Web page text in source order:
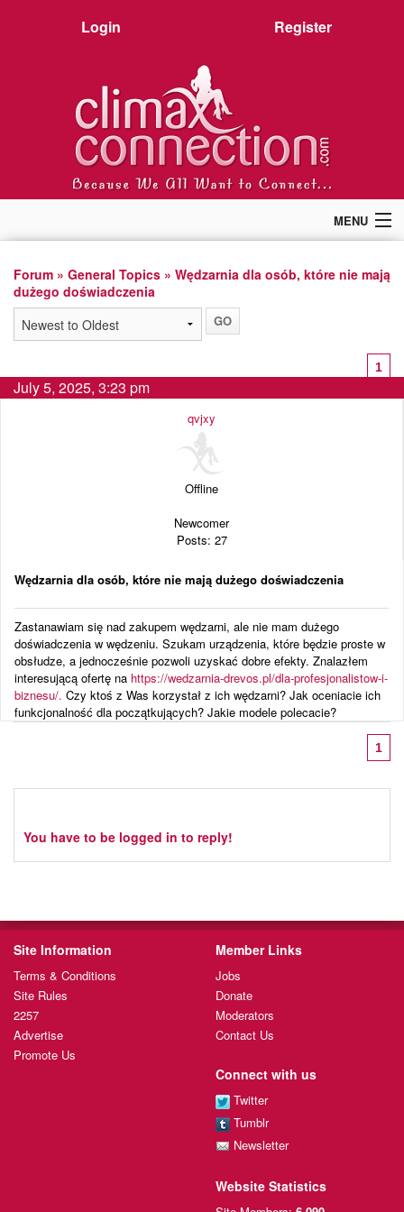
Login Register
MENU
Members
Forum
Chat
Premium
Stories
Forum » General Topics » Wędzarnia dla osób, które nie mają
dużego doświadczenia
1
July 5, 2025, 3:23 pm
qvjxy
Offline
Newcomer
Posts: 27
Wędzarnia dla osób, które nie mają dużego doświadczenia
Zastanawiam się nad zakupem wędzarni, ale nie mam dużego
doświadczenia w wędzeniu. Szukam urządzenia, które będzie proste w
obsłudze, a jednocześnie pozwoli uzyskać dobre efekty. Znalazłem
interesującą ofertę na https://wedzarnia-drevos.pl/dla-profesjonalistow-i-
biznesu/. Czy ktoś z Was korzystał z ich wędzarni? Jak oceniacie ich
funkcjonalność dla początkujących? Jakie modele polecacie?
1
You have to be logged in to reply!
Site Information
Terms & Conditions
Site Rules
2257
Advertise
Promote Us
Member Links
Jobs
Donate
Moderators
Contact Us
Connect with us
Twitter
Tumblr
Newsletter
Website Statistics